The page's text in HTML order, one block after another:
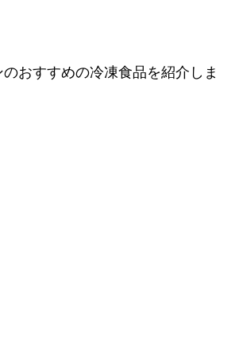
おすすめの冷凍食品を紹介しま